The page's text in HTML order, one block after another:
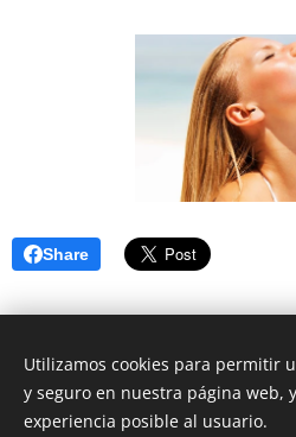
Share
Centro Alba
C/ Nuevo Baztán
Utilizamos cookies para permitir
y seguro en nuestra página web,
experiencia posible al usuario.